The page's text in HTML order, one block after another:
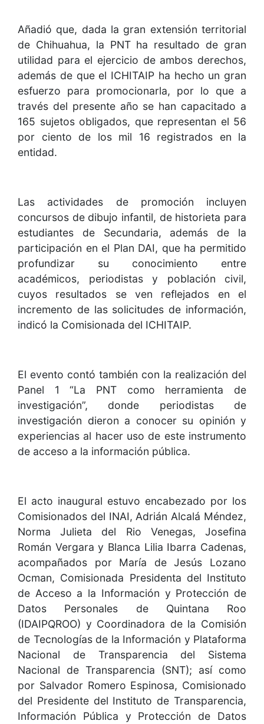
Añadió que, dada la gran extensión territorial
de Chihuahua, la PNT ha resultado de gran
utilidad para el ejercicio de ambos derechos,
además de que el ICHITAIP ha hecho un gran
esfuerzo para promocionarla, por lo que a
través del presente año se han capacitado a
165 sujetos obligados, que representan el 56
por ciento de los mil 16 registrados en la
entidad.
Las actividades de promoción incluyen
concursos de dibujo infantil, de historieta para
estudiantes de Secundaria, además de la
participación en el Plan DAI, que ha permitido
profundizar su conocimiento entre
académicos, periodistas y población civil,
cuyos resultados se ven reflejados en el
incremento de las solicitudes de información,
indicó la Comisionada del ICHITAIP.
El evento contó también con la realización del
Panel 1 “La PNT como herramienta de
investigación”, donde periodistas de
investigación dieron a conocer su opinión y
experiencias al hacer uso de este instrumento
de acceso a la información pública.
El acto inaugural estuvo encabezado por los
Comisionados del INAI, Adrián Alcalá Méndez,
Norma Julieta del Rio Venegas, Josefina
Román Vergara y Blanca Lilia Ibarra Cadenas,
acompañados por María de Jesús Lozano
Ocman, Comisionada Presidenta del Instituto
de Acceso a la Información y Protección de
Datos Personales de Quintana Roo
(IDAIPQROO) y Coordinadora de la Comisión
de Tecnologías de la Información y Plataforma
Nacional de Transparencia del Sistema
Nacional de Transparencia (SNT); así como
por Salvador Romero Espinosa, Comisionado
del Presidente del Instituto de Transparencia,
Información Pública y Protección de Datos